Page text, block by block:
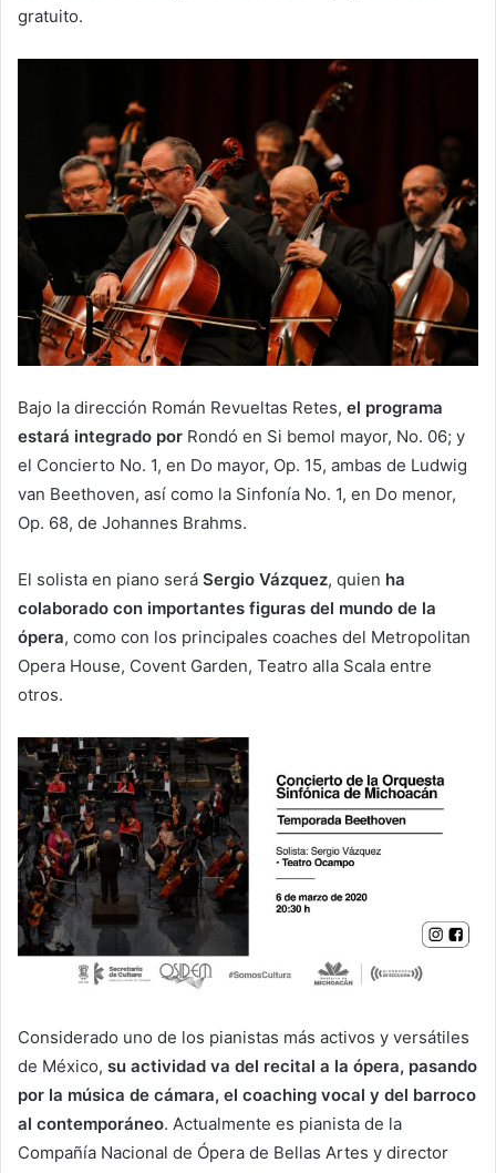
gratuito.
Bajo la dirección Román Revueltas Retes, el programa
estará integrado por Rondó en Si bemol mayor, No. 06; y
el Concierto No. 1, en Do mayor, Op. 15, ambas de Ludwig
van Beethoven, así como la Sinfonía No. 1, en Do menor,
Op. 68, de Johannes Brahms.
El solista en piano será Sergio Vázquez, quien ha
colaborado con importantes figuras del mundo de la
ópera, como con los principales coaches del Metropolitan
Opera House, Covent Garden, Teatro alla Scala entre
otros.
Considerado uno de los pianistas más activos y versátiles
de México, su actividad va del recital a la ópera, pasando
por la música de cámara, el coaching vocal y del barroco
al contemporáneo. Actualmente es pianista de la
Compañía Nacional de Ópera de Bellas Artes y director